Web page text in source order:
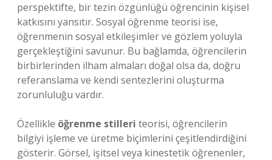
perspektifte, bir tezin özgünlüğü öğrencinin kişisel
katkısını yansıtır. Sosyal öğrenme teorisi ise,
öğrenmenin sosyal etkileşimler ve gözlem yoluyla
gerçekleştiğini savunur. Bu bağlamda, öğrencilerin
birbirlerinden ilham almaları doğal olsa da, doğru
referanslama ve kendi sentezlerini oluşturma
zorunluluğu vardır.
Özellikle öğrenme stilleri teorisi, öğrencilerin
bilgiyi işleme ve üretme biçimlerini çeşitlendirdiğini
gösterir. Görsel, işitsel veya kinestetik öğrenenler,